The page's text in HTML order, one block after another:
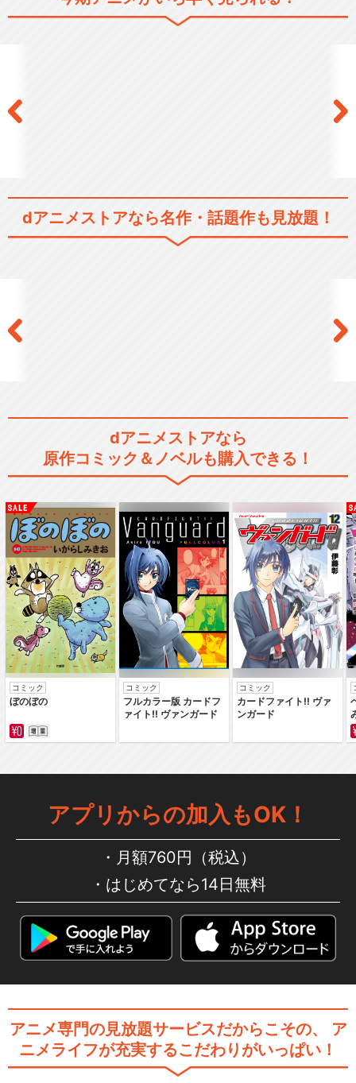
スレイヤーズ(完全無欠版)
スレイヤーズぐれえと
スレイヤーズごぅじゃす
スレイヤーズぷれみあむ（劇
スレイヤーズすぺしゃる
スレイヤーズえくせれんと
閉じる
dアニメストアなら名作・話題作も見放題！
dアニメストアなら
原作コミック＆ノベルも購入できる！
コミック
ぼのぼの
コミック
フルカラー版 カードフ
ァイト‼ ヴァンガード
コミック
カードファイト‼ ヴァ
ンガード
アプリからの加入もOK！
月額760円（税込）
はじめてなら14日無料
アニメ専門の見放題サービスだからこその、
ア
ニメライフが充実するこだわりがいっぱい！